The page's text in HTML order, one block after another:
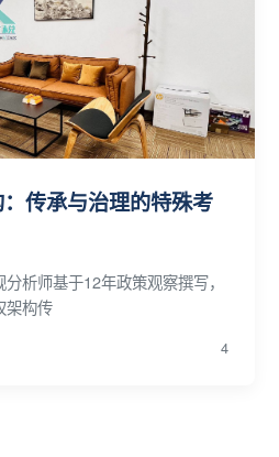
传承与治理的特殊考
析师基于12年政策观察撰写，
架构传
4